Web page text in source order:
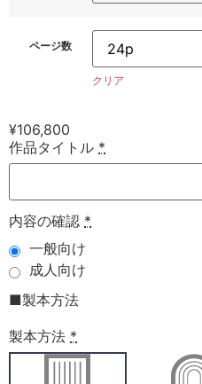
ページ数
クリア
¥106,800
作品タイトル *
内容の確認 *
一般向け
成人向け
■製本方法
製本方法 *